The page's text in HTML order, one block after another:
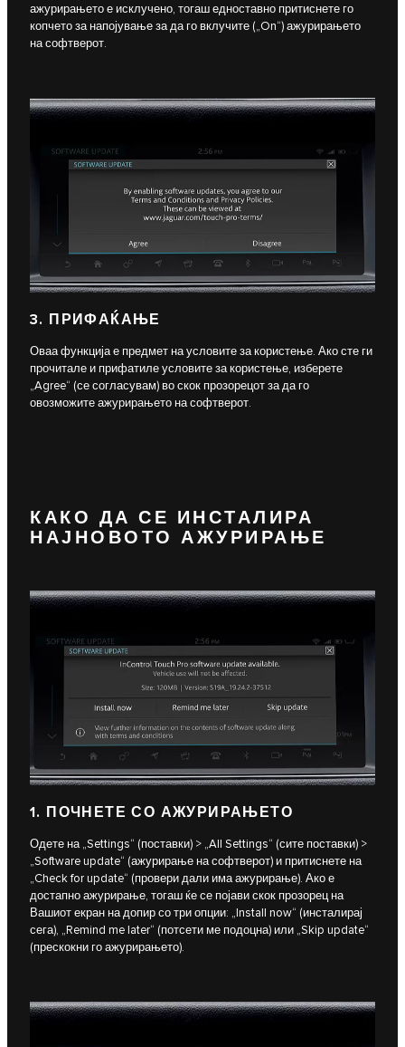
ажурирањето е исклучено, тогаш едноставно притиснете го
копчето за напојување за да го вклучите („On“) ажурирањето
на софтверот.
3. ПРИФАЌАЊЕ
Оваа функција е предмет на условите за користење. Ако сте ги
прочитале и прифатиле условите за користење, изберете
„Agree“ (се согласувам) во скок прозорецот за да го
овозможите ажурирањето на софтверот.
КАКО ДА СЕ ИНСТАЛИРА
НАЈНОВОТО АЖУРИРАЊЕ
1. ПОЧНЕТЕ СО АЖУРИРАЊЕТО
Одете на „Settings“ (поставки) > „All Settings“ (сите поставки) >
„Software update“ (ажурирање на софтверот) и притиснете на
„Check for update“ (провери дали има ажурирање). Ако е
достапно ажурирање, тогаш ќе се појави скок прозорец на
Вашиот екран на допир со три опции: „Install now“ (инсталирај
сега), „Remind me later“ (потсети ме подоцна) или „Skip update“
(прескокни го ажурирањето).